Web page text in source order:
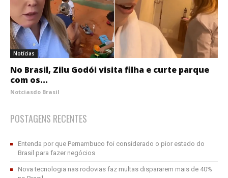
Notícias
No Brasil, Zilu Godói visita filha e curte parque
com os...
Notciasdo Brasil
POSTAGENS RECENTES
Entenda por que Pernambuco foi considerado o pior estado do
Brasil para fazer negócios
Nova tecnologia nas rodovias faz multas dispararem mais de 40%